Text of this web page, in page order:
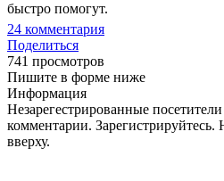
быстро помогут.
24 комментария
Поделиться
741 просмотров
Пишите в форме ниже
Информация
Незарегестрированные
комментарии.
вверху.